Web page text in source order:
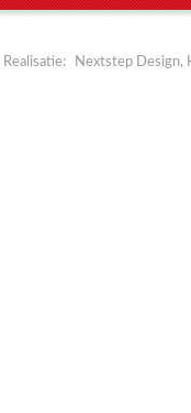
Nextstep Design,